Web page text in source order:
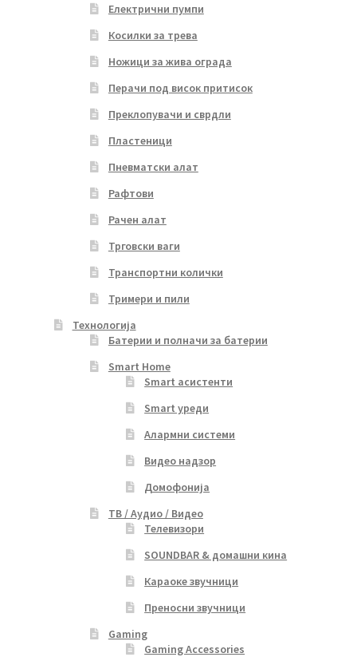
Електрични пумпи
Косилки за трева
Ножици за жива ограда
Перачи под висок притисок
Преклопувачи и сврдли
Пластеници
Пневматски алат
Рафтови
Рачен алат
Трговски ваги
Транспортни колички
Тримери и пили
Технологија
Батерии и полначи за батерии
Smart Home
Smart асистенти
Smart уреди
Алармни системи
Видео надзор
Домофонија
ТВ / Аудио / Видео
Телевизори
SOUNDBAR & домашни кина
Караоке звучници
Преносни звучници
Gaming
Gaming Accessories